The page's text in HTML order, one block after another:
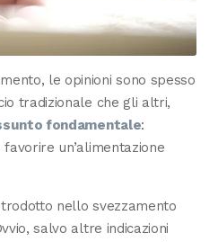
le opinioni sono spesso
tradizionale che gli altri,
fondamentale:
un’alimentazione
nello svezzamento
salvo altre indicazioni